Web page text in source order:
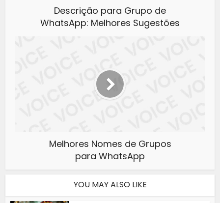
Descrição para Grupo de
WhatsApp: Melhores Sugestões
Melhores Nomes de Grupos
para WhatsApp
YOU MAY ALSO LIKE